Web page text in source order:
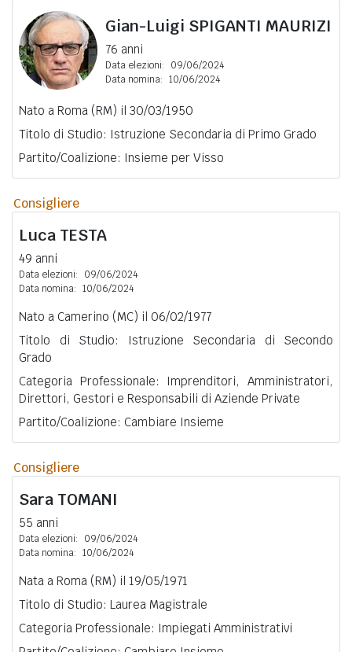
Gian-Luigi SPIGANTI MAURIZI
76 anni
Data elezioni:
09/06/2024
Data nomina: 10/06/2024
Nato a Roma (RM) il 30/03/1950
Titolo di Studio: Istruzione Secondaria di Primo Grado
Partito/Coalizione: Insieme per Visso
Consigliere
Luca TESTA
49 anni
Data elezioni:
09/06/2024
Data nomina: 10/06/2024
Nato a Camerino (MC) il 06/02/1977
Titolo di Studio: Istruzione Secondaria di Secondo
Grado
Categoria Professionale: Imprenditori, Amministratori,
Direttori, Gestori e Responsabili di Aziende Private
Partito/Coalizione: Cambiare Insieme
Consigliere
Sara TOMANI
55 anni
Data elezioni:
09/06/2024
Data nomina: 10/06/2024
Nata a Roma (RM) il 19/05/1971
Titolo di Studio: Laurea Magistrale
Categoria Professionale: Impiegati Amministrativi